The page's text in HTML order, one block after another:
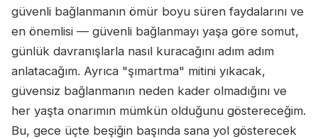
güvenli bağlanmanın ömür boyu süren faydalarını ve
en önemlisi — güvenli bağlanmayı yaşa göre somut,
günlük davranışlarla nasıl kuracağını adım adım
anlatacağım. Ayrıca "şımartma" mitini yıkacak,
güvensiz bağlanmanın neden kader olmadığını ve
her yaşta onarımın mümkün olduğunu göstereceğim.
Bu, gece üçte beşiğin başında sana yol gösterecek